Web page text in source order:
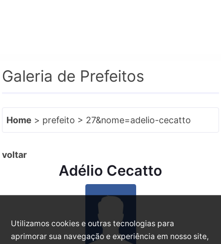
Utilizamos cookies e outras tecnologias para
aprimorar sua navegação e experiência em nosso site,
Galeria de Prefeitos
Home > prefeito > 27&nome=adelio-cecatto
voltar
Adélio Cecatto